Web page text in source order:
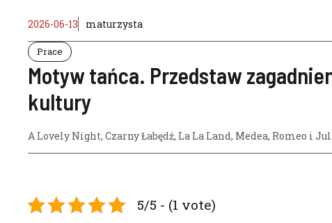
2026-06-13 maturzysta
Prace
Motyw tańca. Przedstaw
kultury
A Lovely Night, Czarny Łabędź, La La Land, Medea, Romeo i
5/5 - (1 vote)